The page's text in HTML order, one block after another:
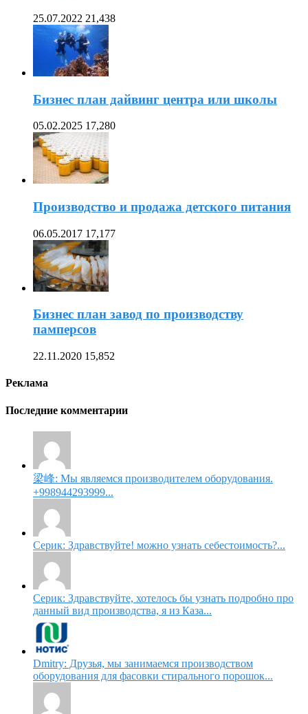
25.07.2022 21,438
Бизнес план дайвинг центра или школы
05.02.2025 17,280
Производство и продажа детского питания
06.05.2017 17,177
Бизнес план завод по производству
памперсов
22.11.2020 15,852
Реклама
Последние комментарии
梁峰: Мы являемся производителем оборудования.
+998944293999...
Серик: Здравствуйте! можно узнать себестоимость?...
Серик: Здравствуйте, хотелось бы узнать подробно про
данный вид производства, я из Каза...
Dmitry: Друзья, мы занимаемся производством
оборудования для фасовки стирального порошок...